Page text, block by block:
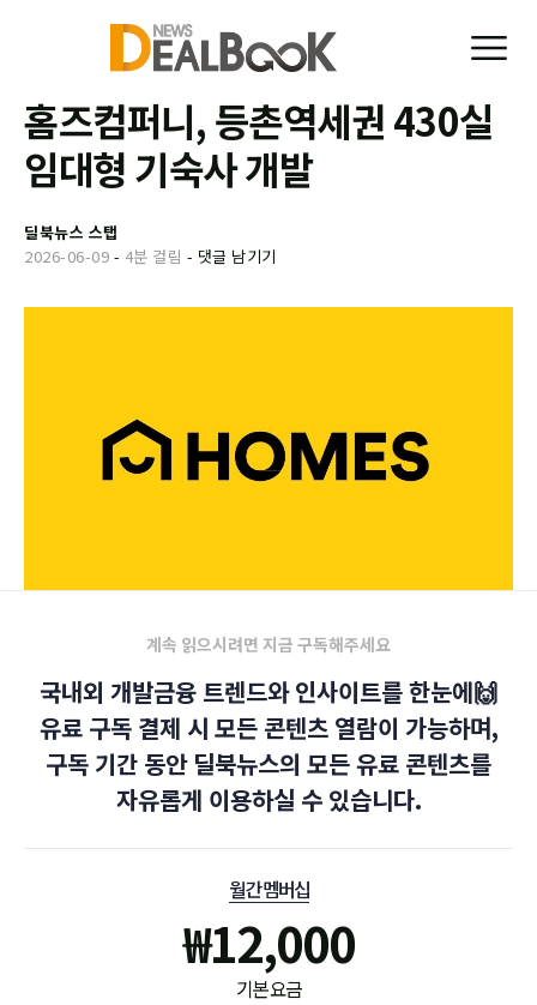
홈즈컴퍼니, 등촌역세권 430실
임대형 기숙사 개발
딜북뉴스 스탭
2026-06-09 - 4분 걸림 - 댓글 남기기
계속 읽으시려면 지금 구독해주세요
국내외 개발금융 트렌드와 인사이트를 한눈에🙌
유료 구독 결제 시 모든 콘텐츠 열람이 가능하며,
구독 기간 동안 딜북뉴스의 모든 유료 콘텐츠를
자유롭게 이용하실 수 있습니다.
월간 멤버십
₩12,000
기본 요금